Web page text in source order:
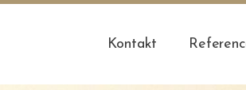
Kontakt